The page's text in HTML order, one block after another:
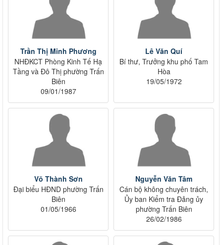
Trần Thị Minh Phương
NHĐKCT Phòng Kinh Tế Hạ
Tầng và Đô Thị phường Trấn
Biên
09/01/1987
Lê Văn Quí
Bí thư, Trưởng khu phố Tam
Hòa
19/05/1972
Võ Thành Sơn
Đại biểu HĐND phường Trấn
Biên
01/05/1966
Nguyễn Văn Tâm
Cán bộ không chuyên trách,
Ủy ban Kiểm tra Đảng ủy
phường Trấn Biên
26/02/1986